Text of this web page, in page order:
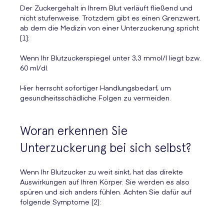
Der Zuckergehalt in Ihrem Blut verläuft fließend und
nicht stufenweise. Trotzdem gibt es einen Grenzwert,
ab dem die Medizin von einer Unterzuckerung spricht
[1]:
Wenn Ihr Blutzuckerspiegel unter 3,3 mmol/l liegt bzw.
60 ml/dl.
Hier herrscht sofortiger Handlungsbedarf, um
gesundheitsschädliche Folgen zu vermeiden.
Woran erkennen Sie
Unterzuckerung bei sich selbst?
Wenn Ihr Blutzucker zu weit sinkt, hat das direkte
Auswirkungen auf Ihren Körper. Sie werden es also
spüren und sich anders fühlen. Achten Sie dafür auf
folgende Symptome [2]: